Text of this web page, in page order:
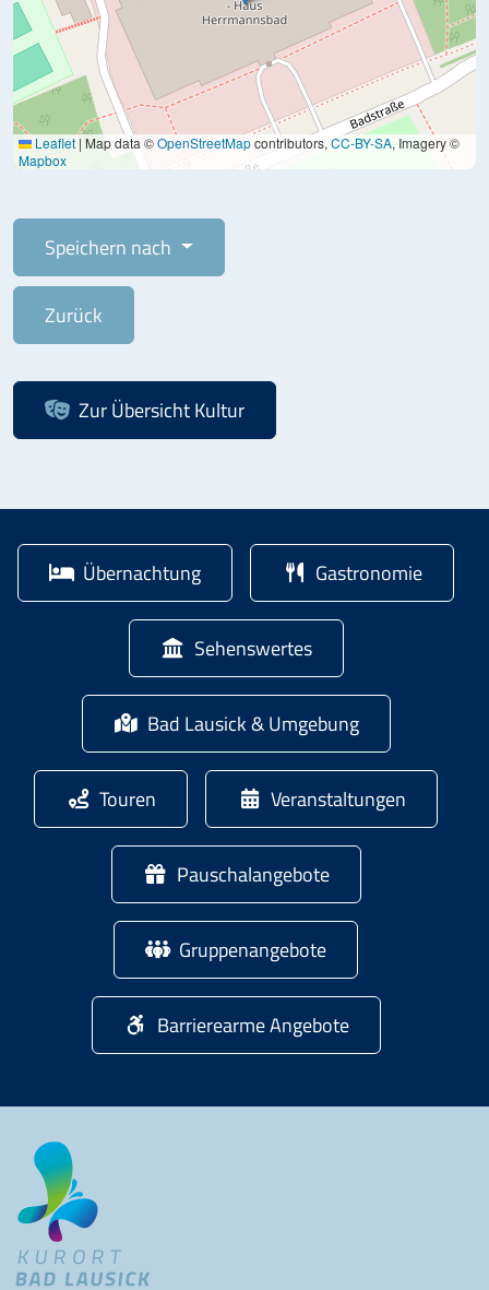
Leaflet | Map data ©OpenStreetMapcontributors, CC-BY-SA, Imagery ©
Mapbox
Speichern nach
Zurück
Zur ÜbersichtKultur
Übernachtung Gastronomie
Sehenswertes
Bad Lausick & Umgebung
Touren Veranstaltungen
Pauschalangebote
Gruppenangebote
Barrierearme Angebote